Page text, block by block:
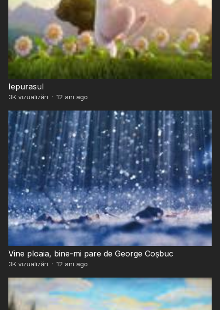
Iepurasul
3Kvizualizări · 12 ani ago
Vine ploaia, bine-mi pare de George Coșbuc
3Kvizualizări · 12 ani ago